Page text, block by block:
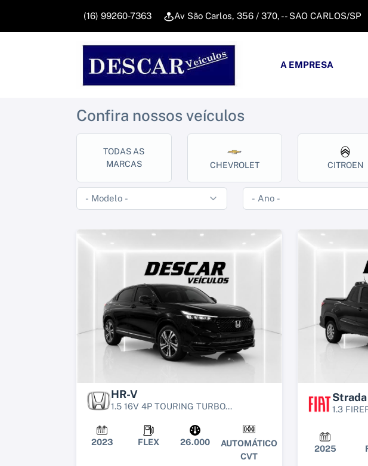
(16) 99260-7363 Av São Carlos, 356 / 370, - - SAO CARLOS/SP
A EMPRESA
Confira nossos veículos
TODAS AS
MARCAS
CHEVROLET CITROEN
HR-V
1.5 16V 4P TOURING TURBO...
2023 FLEX 26.000
AUTOMÁTICO
CVT
Strada
1.3
2025